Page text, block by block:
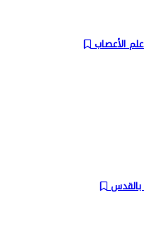
الأعصاب
بالقدس